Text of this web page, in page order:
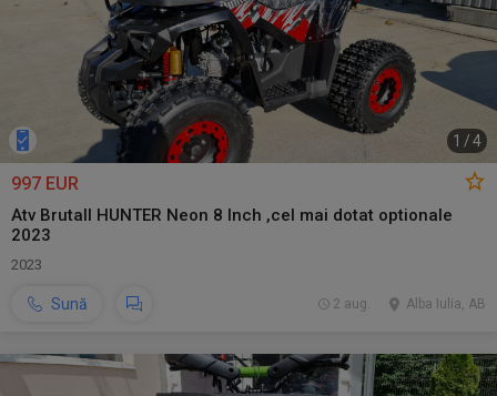
1 /4
997 EUR
Atv Brutall HUNTER Neon 8 Inch ,cel mai dotat optionale
2023
2023
Sună Alba Iulia, AB
2 aug.